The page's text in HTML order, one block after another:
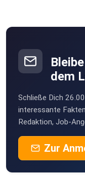
dem
Schließe Dich
interessante
Redaktion, Job-
Zur